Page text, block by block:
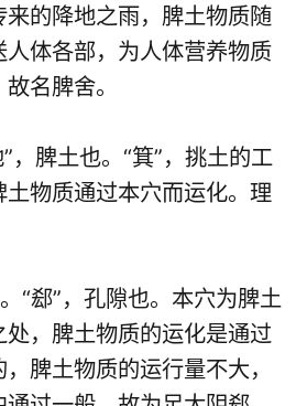
的降地之雨，脾土物质随
体各部，为人体营养物质
名脾舍。
”，脾土也。“箕”，挑土的工
物质通过本穴而运化。理
“郄”，孔隙也。本穴为脾土
，脾土物质的运化是通过
脾土物质的运行量不大，